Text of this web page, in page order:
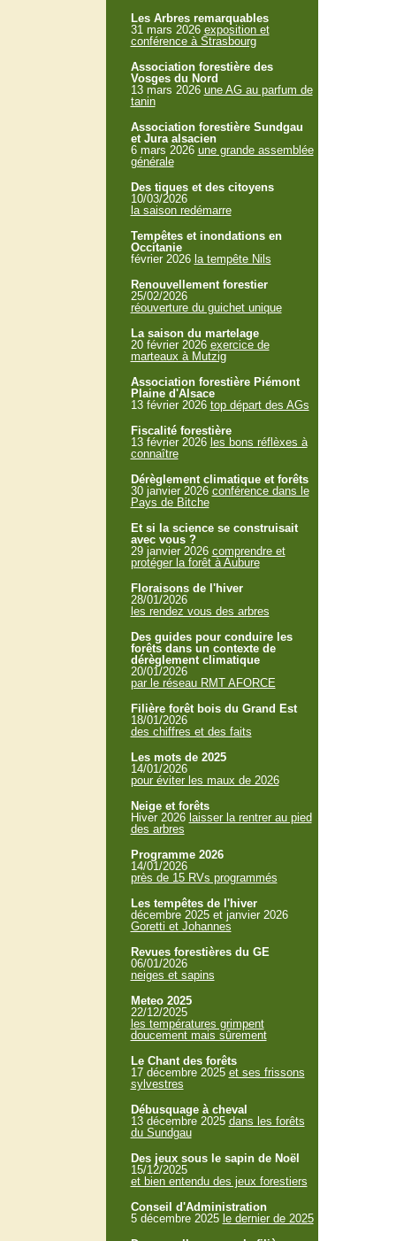
Les Arbres remarquables
31 mars 2026 exposition et
conférence à Strasbourg
Association forestière des
Vosges du Nord
13 mars 2026 une AG au parfum de
tanin
Association forestière Sundgau
et Jura alsacien
6 mars 2026 une grande assemblée
générale
Des tiques et des citoyens
10/03/2026
la saison redémarre
Tempêtes et inondations en
Occitanie
février 2026 la tempête Nils
Renouvellement forestier
25/02/2026
réouverture du guichet unique
La saison du martelage
20 février 2026 exercice de
marteaux à Mutzig
Association forestière Piémont
Plaine d'Alsace
13 février 2026 top départ des AGs
Fiscalité forestière
13 février 2026 les bons réflèxes à
connaître
Dérèglement climatique et forêts
30 janvier 2026 conférence dans le
Pays de Bitche
Et si la science se construisait
avec vous ?
29 janvier 2026 comprendre et
protéger la forêt à Aubure
Floraisons de l'hiver
28/01/2026
les rendez vous des arbres
Des guides pour conduire les
forêts dans un contexte de
dérèglement climatique
20/01/2026
par le réseau RMT AFORCE
Filière forêt bois du Grand Est
18/01/2026
des chiffres et des faits
Les mots de 2025
14/01/2026
pour éviter les maux de 2026
Neige et forêts
Hiver 2026 laisser la rentrer au pied
des arbres
Programme 2026
14/01/2026
près de 15 RVs programmés
Les tempêtes de l'hiver
décembre 2025 et janvier 2026
Goretti et Johannes
Revues forestières du GE
06/01/2026
neiges et sapins
Meteo 2025
22/12/2025
les températures grimpent
doucement mais sûrement
Le Chant des forêts
17 décembre 2025 et ses frissons
sylvestres
Débusquage à cheval
13 décembre 2025 dans les forêts
du Sundgau
Des jeux sous le sapin de Noël
15/12/2025
et bien entendu des jeux forestiers
Conseil d'Administration
5 décembre 2025 le dernier de 2025